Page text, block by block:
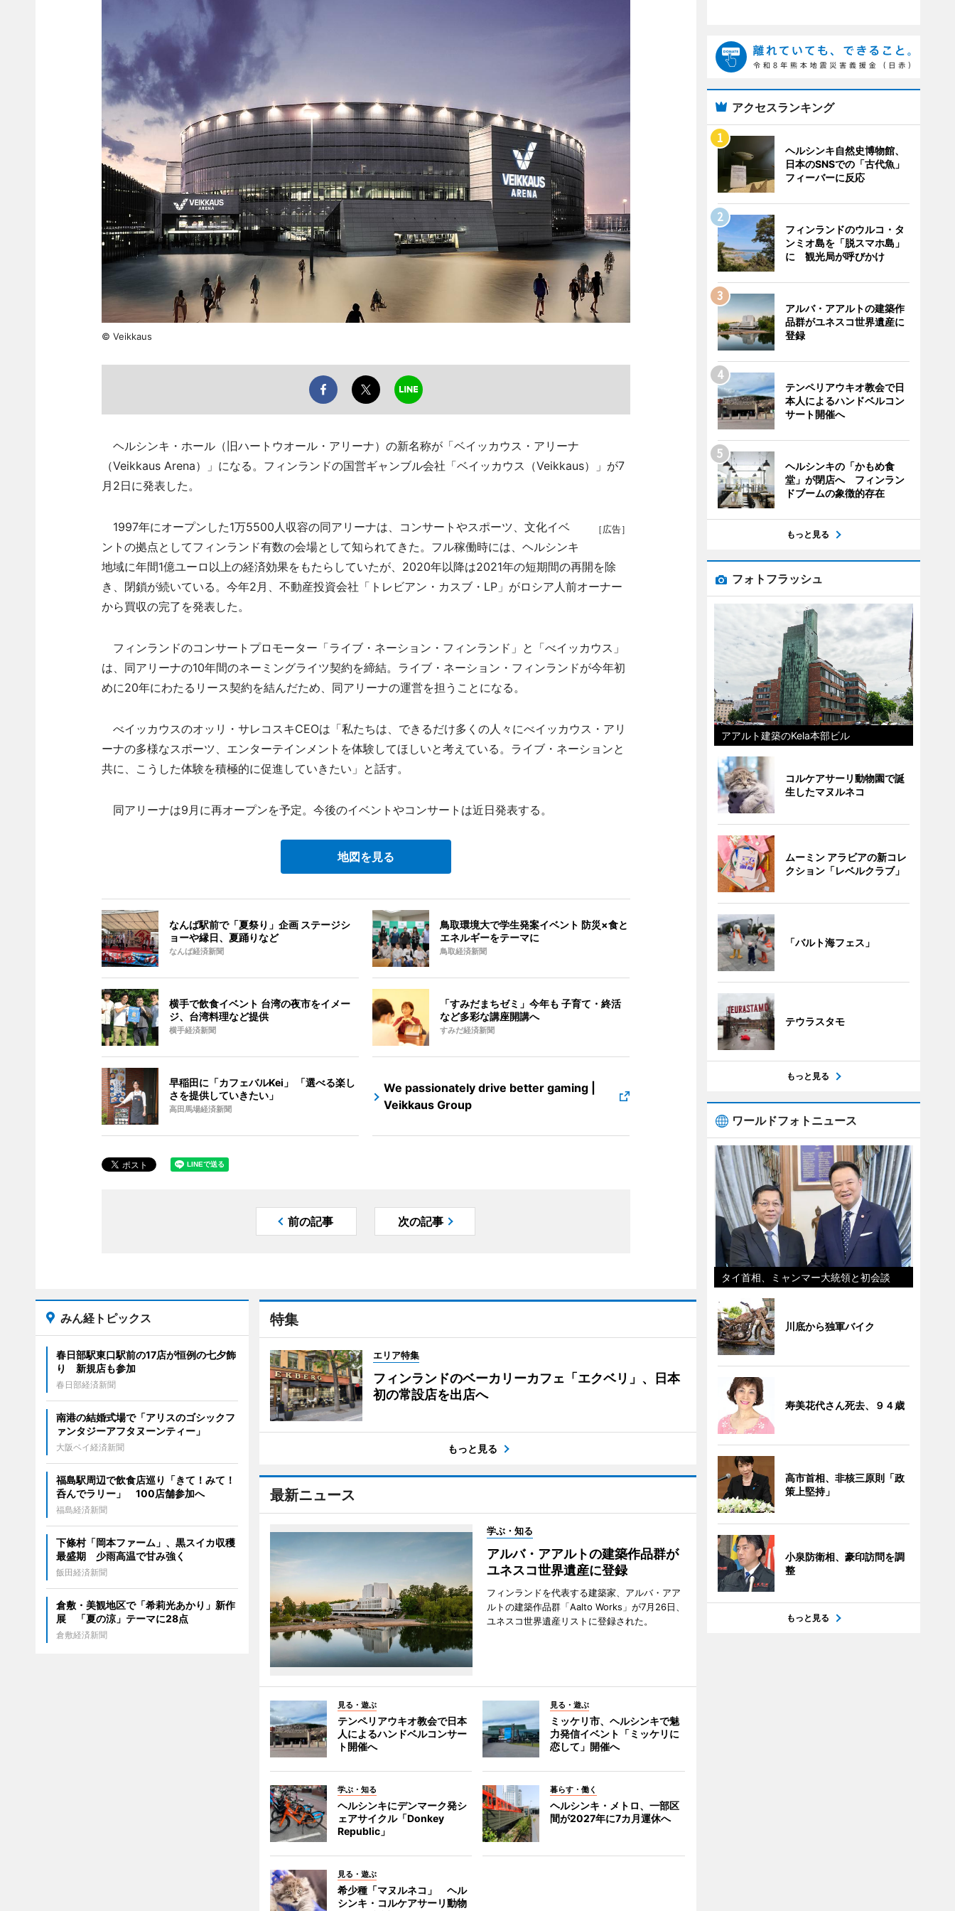
© Veikkaus
ヘルシンキ・ホール（旧ハートウオール・アリーナ）の新名称が「ベイッカウス・アリーナ
（Veikkaus Arena）」になる。フィンランドの国営ギャンブル会社「ベイッカウス（Veikkaus）」が7
月2日に発表した。
［広告］
1997年にオープンした1万5500人収容の同アリーナは、コンサートやスポーツ、文化イベ
ントの拠点としてフィンランド有数の会場として知られてきた。フル稼働時には、ヘルシンキ
地域に年間1億ユーロ以上の経済効果をもたらしていたが、2020年以降は2021年の短期間の再開を除
き、閉鎖が続いている。今年2月、不動産投資会社「トレビアン・カスブ・LP」がロシア人前オーナー
から買収の完了を発表した。
フィンランドのコンサートプロモーター「ライブ・ネーション・フィンランド」と「べイッカウス」
は、同アリーナの10年間のネーミングライツ契約を締結。ライブ・ネーション・フィンランドが今年初
めに20年にわたるリース契約を結んだため、同アリーナの運営を担うことになる。
べイッカウスのオッリ・サレコスキCEOは「私たちは、できるだけ多くの人々にべイッカウス・アリ
ーナの多様なスポーツ、エンターテインメントを体験してほしいと考えている。ライブ・ネーションと
共に、こうした体験を積極的に促進していきたい」と話す。
同アリーナは9月に再オープンを予定。今後のイベントやコンサートは近日発表する。
地図を見る
なんば駅前で「夏祭り」企画 ステージシ
ョーや縁日、夏踊りなど
なんば経済新聞
鳥取環境大で学生発案イベント 防災×食と
エネルギーをテーマに
鳥取経済新聞
横手で飲食イベント 台湾の夜市をイメー
ジ、台湾料理など提供
横手経済新聞
「すみだまちゼミ」今年も 子育て・終活
など多彩な講座開講へ
すみだ経済新聞
早稲田に「カフェバルKei」 「選べる楽し
さを提供していきたい」
高田馬場経済新聞
We passionately drive better gaming |
Veikkaus Group
前の記事 次の記事
特集
エリア特集
フィンランドのベーカリーカフェ「エクベリ」、日本
初の常設店を出店へ
もっと見る
最新ニュース
学ぶ・知る
アルバ・アアルトの建築作品群が
ユネスコ世界遺産に登録
フィンランドを代表する建築家、アルバ・アア
ルトの建築作品群「Aalto Works」が7月26日、
ユネスコ世界遺産リストに登録された。
見る・遊ぶ
テンペリアウキオ教会で日本
人によるハンドベルコンサー
ト開催へ
見る・遊ぶ
ミッケリ市、ヘルシンキで魅
力発信イベント「ミッケリに
恋して」開催へ
学ぶ・知る
ヘルシンキにデンマーク発シ
ェアサイクル「Donkey
Republic」
暮らす・働く
ヘルシンキ・メトロ、一部区
間が2027年に7カ月運休へ
見る・遊ぶ
希少種「マヌルネコ」 ヘル
シンキ・コルケアサーリ動物
みん経トピックス
春日部駅東口駅前の17店が恒例の七夕飾
り 新規店も参加
春日部経済新聞
南港の結婚式場で「アリスのゴシックフ
ァンタジーアフタヌーンティー」
大阪ベイ経済新聞
福島駅周辺で飲食店巡り「きて！みて！
呑んでラリー」 100店舗参加へ
福島経済新聞
下條村「岡本ファーム」、黒スイカ収穫
最盛期 少雨高温で甘み強く
飯田経済新聞
倉敷・美観地区で「希莉光あかり」新作
展 「夏の涼」テーマに28点
倉敷経済新聞
アクセスランキング
ヘルシンキ自然史博物館、
日本のSNSでの「古代魚」
フィーバーに反応
フィンランドのウルコ・タ
ンミオ島を「脱スマホ島」
に 観光局が呼びかけ
アルバ・アアルトの建築作
品群がユネスコ世界遺産に
登録
テンペリアウキオ教会で日
本人によるハンドベルコン
サート開催へ
ヘルシンキの「かもめ食
堂」が閉店へ フィンラン
ドブームの象徴的存在
もっと見る
フォトフラッシュ
アアルト建築のKela本部ビル
コルケアサーリ動物園で誕
生したマヌルネコ
ムーミン アラビアの新コレ
クション「レベルクラブ」
「バルト海フェス」
テウラスタモ
もっと見る
ワールドフォトニュース
タイ首相、ミャンマー大統領と初会談
川底から独軍バイク
寿美花代さん死去、９４歳
高市首相、非核三原則「政
策上堅持」
小泉防衛相、豪印訪問を調
整
もっと見る